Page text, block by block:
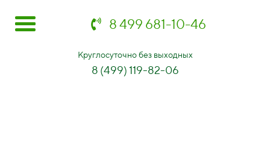
8 499 681-10-46
Круглосуточно без выходных
8 (499) 119-82-06